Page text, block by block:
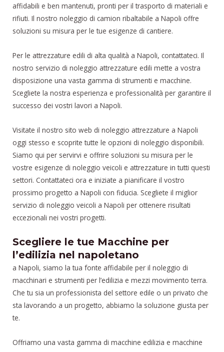
affidabili e ben mantenuti, pronti per il trasporto di materiali e
rifiuti. Il nostro noleggio di camion ribaltabile a Napoli offre
soluzioni su misura per le tue esigenze di cantiere.
Per le attrezzature edili di alta qualità a Napoli, contattateci. Il
nostro servizio di noleggio attrezzature edili mette a vostra
disposizione una vasta gamma di strumenti e macchine.
Scegliete la nostra esperienza e professionalità per garantire il
successo dei vostri lavori a Napoli.
Visitate il nostro sito web di noleggio attrezzature a Napoli
oggi stesso e scoprite tutte le opzioni di noleggio disponibili.
Siamo qui per servirvi e offrire soluzioni su misura per le
vostre esigenze di noleggio veicoli e attrezzature in tutti questi
settori. Contattateci ora e iniziate a pianificare il vostro
prossimo progetto a Napoli con fiducia. Scegliete il miglior
servizio di noleggio veicoli a Napoli per ottenere risultati
eccezionali nei vostri progetti.
Scegliere le tue Macchine per
l’edilizia nel napoletano
a Napoli, siamo la tua fonte affidabile per il noleggio di
macchinari e strumenti per l’edilizia e mezzi movimento terra.
Che tu sia un professionista del settore edile o un privato che
sta lavorando a un progetto, abbiamo la soluzione giusta per
te.
Offriamo una vasta gamma di macchine edilizia e macchine